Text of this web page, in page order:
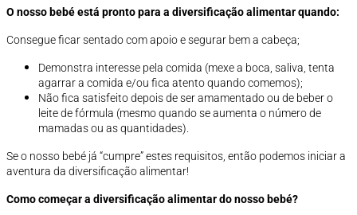
O nosso bebé está pronto para a diversificação alimentar quando:
Consegue ficar sentado com apoio e segurar bem a cabeça;
Demonstra interesse pela comida (mexe a boca, saliva, tenta
agarrar a comida e/ou fica atento quando comemos);
Não fica satisfeito depois de ser amamentado ou de beber o
leite de fórmula (mesmo quando se aumenta o número de
mamadas ou as quantidades).
Se o nosso bebé já “cumpre” estes requisitos, então podemos iniciar a
aventura da diversificação alimentar!
Como começar a diversificação alimentar do nosso bebé?